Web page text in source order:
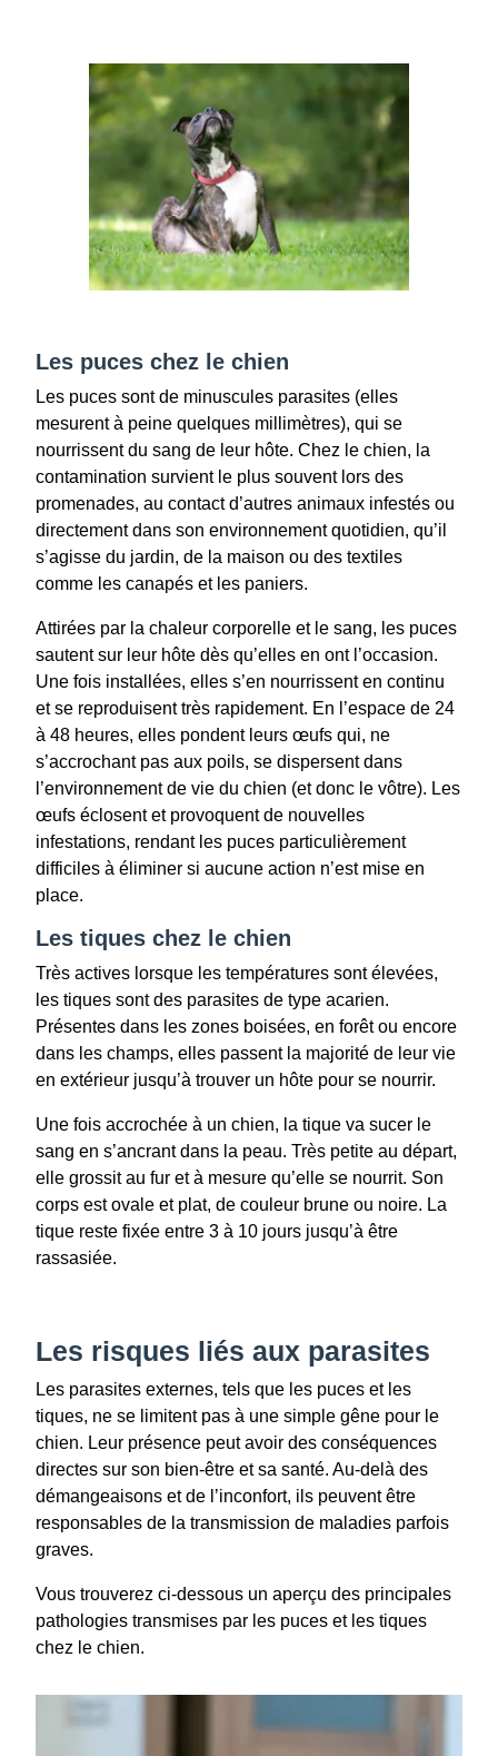
Les puces chez le chien
Les puces sont de minuscules parasites (elles
mesurent à peine quelques millimètres), qui se
nourrissent du sang de leur hôte. Chez le chien, la
contamination survient le plus souvent lors des
promenades, au contact d’autres animaux infestés ou
directement dans son environnement quotidien, qu’il
s’agisse du jardin, de la maison ou des textiles
comme les canapés et les paniers.
Attirées par la chaleur corporelle et le sang, les puces
sautent sur leur hôte dès qu’elles en ont l’occasion.
Une fois installées, elles s’en nourrissent en continu
et se reproduisent très rapidement. En l’espace de 24
à 48 heures, elles pondent leurs œufs qui, ne
s’accrochant pas aux poils, se dispersent dans
l’environnement de vie du chien (et donc le vôtre). Les
œufs éclosent et provoquent de nouvelles
infestations, rendant les puces particulièrement
difficiles à éliminer si aucune action n’est mise en
place.
Les tiques chez le chien
Très actives lorsque les températures sont élevées,
les tiques sont des parasites de type acarien.
Présentes dans les zones boisées, en forêt ou encore
dans les champs, elles passent la majorité de leur vie
en extérieur jusqu’à trouver un hôte pour se nourrir.
Une fois accrochée à un chien, la tique va sucer le
sang en s’ancrant dans la peau. Très petite au départ,
elle grossit au fur et à mesure qu’elle se nourrit. Son
corps est ovale et plat, de couleur brune ou noire. La
tique reste fixée entre 3 à 10 jours jusqu’à être
rassasiée.
Les risques liés aux parasites
Les parasites externes, tels que les puces et les
tiques, ne se limitent pas à une simple gêne pour le
chien. Leur présence peut avoir des conséquences
directes sur son bien-être et sa santé. Au-delà des
démangeaisons et de l’inconfort, ils peuvent être
responsables de la transmission de maladies parfois
graves.
Vous trouverez ci-dessous un aperçu des principales
pathologies transmises par les puces et les tiques
chez le chien.